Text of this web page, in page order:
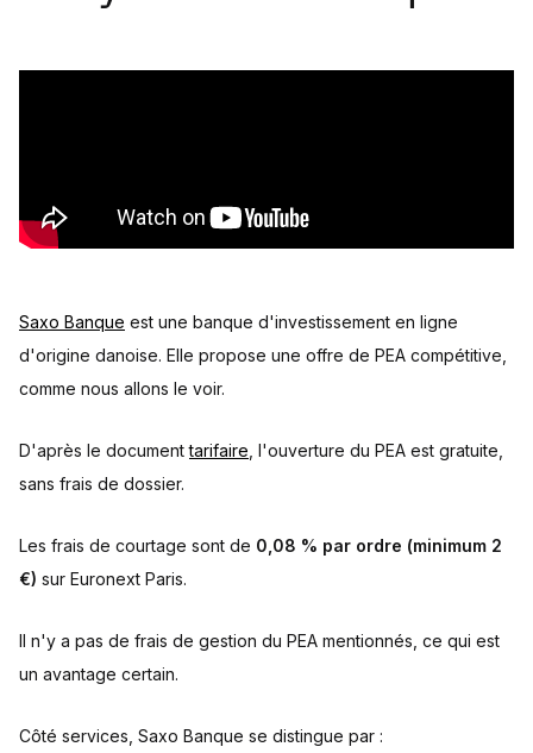
Saxo Banque est une banque d'investissement en ligne
d'origine danoise. Elle propose une offre de PEA compétitive,
comme nous allons le voir.
D'après le documenttarifaire , l'ouverture du PEA est gratuite,
sans frais de dossier.
Les frais de courtage sont de 0,08 % par ordre (minimum 2
€) sur Euronext Paris.
Il n'y a pas de frais de gestion du PEA mentionnés, ce qui est
un avantage certain.
Côté services, Saxo Banque se distingue par :